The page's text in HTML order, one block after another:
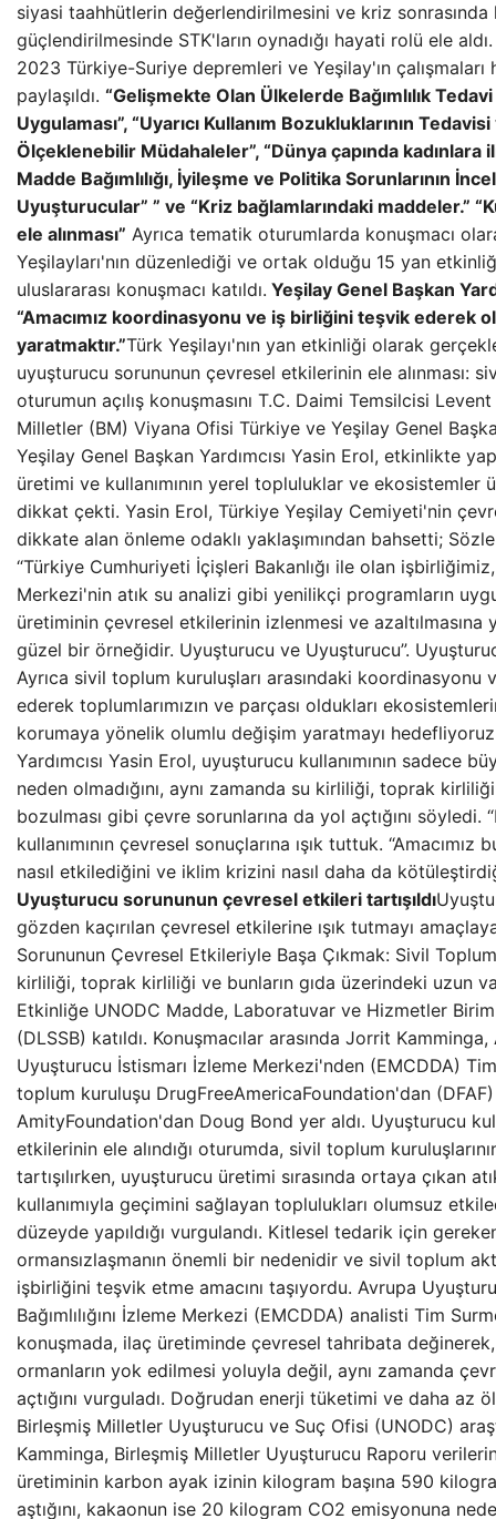
siyasi taahhütlerin değerlendirilmesini ve kriz sonrasında
güçlendirilmesinde STK'ların oynadığı hayati rolü ele
2023 Türkiye-Suriye depremleri ve Yeşilay'ın çalışmaları
paylaşıldı. “Gelişmekte Olan Ülkelerde Bağımlılık
Uygulaması”, “Uyarıcı Kullanım Bozukluklarının
Ölçeklenebilir Müdahaleler”, “Dünya çapında kadınlara
Madde Bağımlılığı, İyileşme ve Politika Sorunlarının
Uyuşturucular” ” ve “Kriz bağlamlarındaki maddeler.”
ele alınması” Ayrıca tematik oturumlarda konuşmacı
Yeşilayları'nın düzenlediği ve ortak olduğu 15 yan
uluslararası konuşmacı katıldı. Yeşilay Genel Başkan
“Amacımız koordinasyonu ve iş birliğini teşvik ederek
yaratmaktır.”Türk Yeşilayı'nın yan etkinliği olarak
uyuşturucu sorununun çevresel etkilerinin ele alınması:
oturumun açılış konuşmasını T.C. Daimi Temsilcisi
Milletler (BM) Viyana Ofisi Türkiye ve Yeşilay Genel
Yeşilay Genel Başkan Yardımcısı Yasin Erol, etkinlikte
üretimi ve kullanımının yerel topluluklar ve ekosistemler
dikkat çekti. Yasin Erol, Türkiye Yeşilay Cemiyeti'nin
dikkate alan önleme odaklı yaklaşımından bahsetti;
“Türkiye Cumhuriyeti İçişleri Bakanlığı ile olan
Merkezi'nin atık su analizi gibi yenilikçi programların
üretiminin çevresel etkilerinin izlenmesi ve azaltılmasına
güzel bir örneğidir. Uyuşturucu ve Uyuşturucu”.
Ayrıca sivil toplum kuruluşları arasındaki
ederek toplumlarımızın ve parçası oldukları
korumaya yönelik olumlu değişim yaratmayı
Yardımcısı Yasin Erol, uyuşturucu kullanımının sadece
neden olmadığını, aynı zamanda su kirliliği, toprak
bozulması gibi çevre sorunlarına da yol açtığını söyledi.
kullanımının çevresel sonuçlarına ışık tuttuk.
nasıl etkilediğini ve iklim krizini nasıl daha da
Uyuşturucu sorununun çevresel etkileri tartışıldı
gözden kaçırılan çevresel etkilerine ışık tutmayı
Sorununun Çevresel Etkileriyle Başa Çıkmak: Sivil
kirliliği, toprak kirliliği ve bunların gıda üzerindeki uzun
Etkinliğe UNODC Madde, Laboratuvar ve Hizmetler
(DLSSB) katıldı. Konuşmacılar arasında Jorrit
Uyuşturucu İstismarı İzleme Merkezi'nden (EMCDDA)
toplum kuruluşu DrugFreeAmericaFoundation'dan
AmityFoundation'dan Doug Bond yer aldı. Uyuşturucu
etkilerinin ele alındığı oturumda, sivil toplum
tartışılırken, uyuşturucu üretimi sırasında ortaya çıkan
kullanımıyla geçimini sağlayan toplulukları olumsuz
düzeyde yapıldığı vurgulandı. Kitlesel tedarik için
ormansızlaşmanın önemli bir nedenidir ve sivil toplum
işbirliğini teşvik etme amacını taşıyordu. Avrupa
Bağımlılığını İzleme Merkezi (EMCDDA) analisti Tim
konuşmada, ilaç üretiminde çevresel tahribata
ormanların yok edilmesi yoluyla değil, aynı zamanda
açtığını vurguladı. Doğrudan enerji tüketimi ve daha az
Birleşmiş Milletler Uyuşturucu ve Suç Ofisi (UNODC)
Kamminga, Birleşmiş Milletler Uyuşturucu Raporu
üretiminin karbon ayak izinin kilogram başına 590
aştığını, kakaonun ise 20 kilogram CO2 emisyonuna